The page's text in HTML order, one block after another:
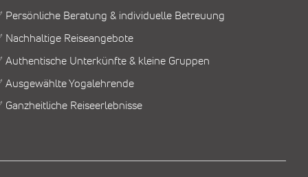
Persönliche Beratung & individuelle Betreuung
Nachhaltige Reiseangebote
Authentische Unterkünfte & kleine Gruppen
Ausgewählte Yogalehrende
Ganzheitliche Reiseerlebnisse